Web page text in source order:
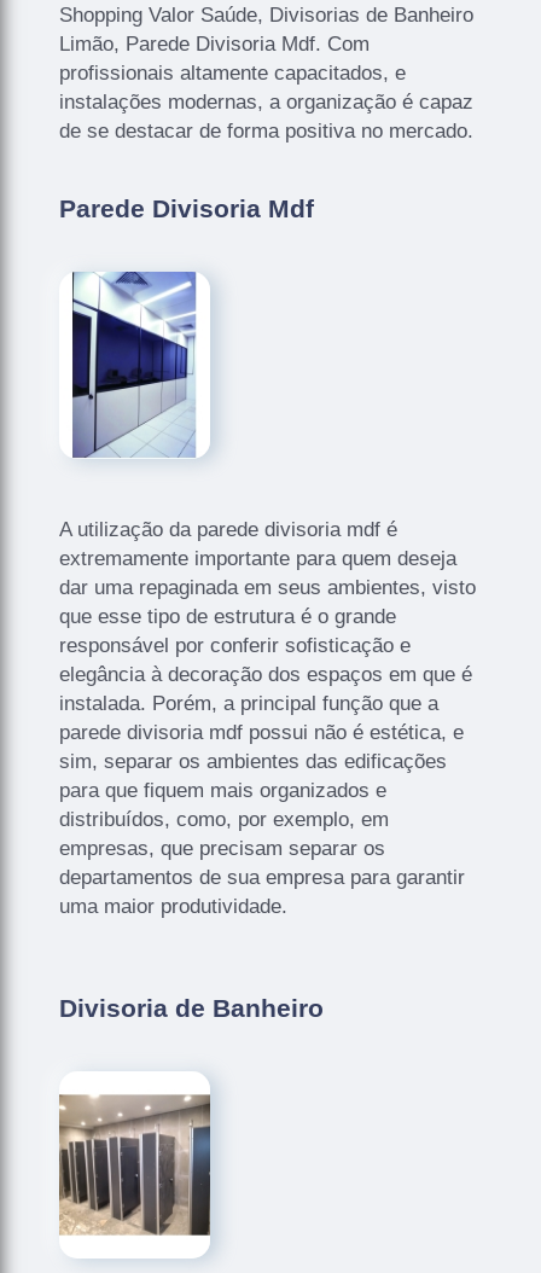
Shopping Valor Saúde, Divisorias de Banheiro
Limão, Parede Divisoria Mdf. Com
profissionais altamente capacitados, e
instalações modernas, a organização é capaz
de se destacar de forma positiva no mercado.
Parede Divisoria Mdf
A utilização da parede divisoria mdf é
extremamente importante para quem deseja
dar uma repaginada em seus ambientes, visto
que esse tipo de estrutura é o grande
responsável por conferir sofisticação e
elegância à decoração dos espaços em que é
instalada. Porém, a principal função que a
parede divisoria mdf possui não é estética, e
sim, separar os ambientes das edificações
para que fiquem mais organizados e
distribuídos, como, por exemplo, em
empresas, que precisam separar os
departamentos de sua empresa para garantir
uma maior produtividade.
Divisoria de Banheiro